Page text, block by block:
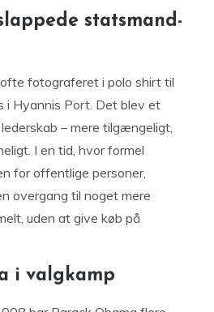
statsmand-
ofte fotograferet i polo shirt til
i Hyannis Port. Det blev et
– mere tilgængeligt,
I en tid, hvor formel
for offentlige personer,
overgang til noget mere
uden at give køb på
i valgkamp